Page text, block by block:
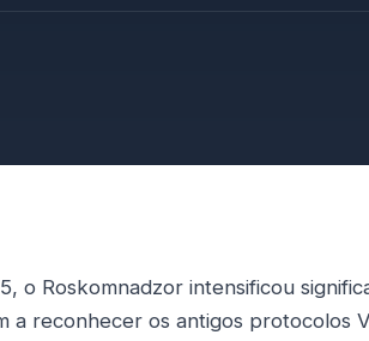
o Roskomnadzor intensificou
a reconhecer os antigos protocolos